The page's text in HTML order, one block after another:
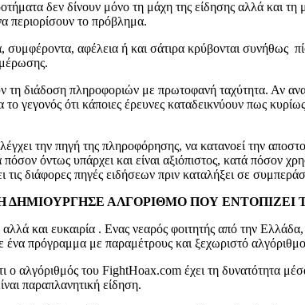
δεν δίνουν μόνο τη μάχη της είδησης αλλά και
περιορίσουν το πρόβλημα.
συμφέροντα, αφέλεια ή και σάτιρα κρύβονται συνήθως
τη διάδοση πληροφοριών με πρωτοφανή ταχύτητα. Αν
γεγονός ότι κάποιες έρευνες καταδεικνύουν πως
την πηγή της πληροφόρησης, να κατανοεί την
πόσον όντως υπάρχει και είναι αξιόπιστος, κατά
τις διάφορες πηγές ειδήσεων πριν καταλήξει σε
ΑΛΓΟΡΙΘΜΟ ΠΟΥ ΕΝΤΟΠΙΖΕΙ
και ευκαιρία . Ενας νεαρός φοιτητής από την
ένα πρόγραμμα με παραμέτρους και ξεχωριστό
αλγόριθμός του FightHoax.com έχει τη δυνατότητα
παραπλανητική είδηση.